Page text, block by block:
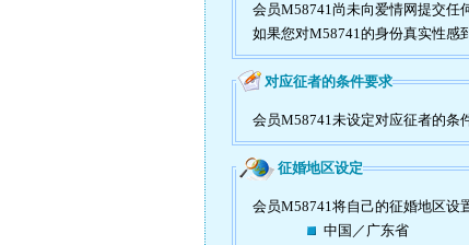
会员M58741尚未向爱情网提交任
如果您对M58741的身份真实性感
对应征者的条件要求
会员M58741未设定对应征者的条
征婚地区设定
会员M58741将自己的征婚地区设
中国／广东省